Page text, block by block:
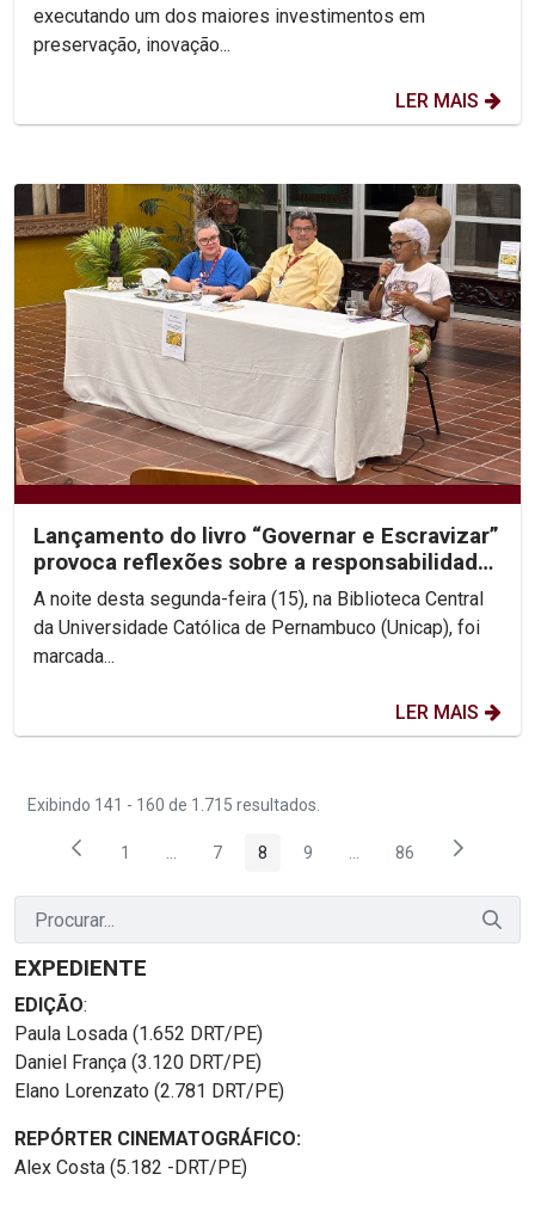
executando um dos maiores investimentos em
preservação, inovação...
LER MAIS
Lançamento do livro “Governar e Escravizar”
provoca reflexões sobre a responsabilidade
histórica...
A noite desta segunda-feira (15), na Biblioteca Central
da Universidade Católica de Pernambuco (Unicap), foi
marcada...
LER MAIS
Exibindo 141 - 160 de 1.715 resultados.
Página
1 ...Páginas intermediárias Usar ABA para navegar.
Página
7 Página
8 Página
9 ...Páginas intermediárias
Página
86
EXPEDIENTE
EDIÇÃO:
Paula Losada (1.652 DRT/PE)
Daniel França (3.120 DRT/PE)
Elano Lorenzato (2.781 DRT/PE)
REPÓRTER CINEMATOGRÁFICO:
Alex Costa (5.182 -DRT/PE)